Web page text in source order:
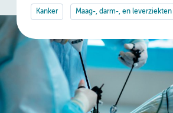
Kanker Maag-, darm-, en leverziekten